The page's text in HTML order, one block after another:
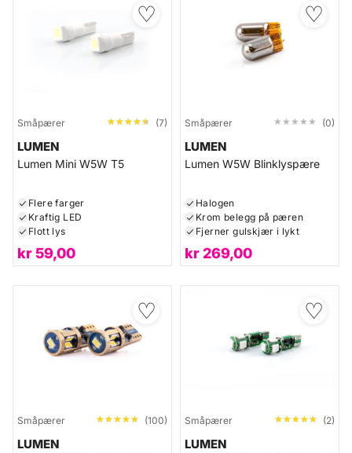
♡
Småpærer ★★★★★
★★★★★ (7)
LUMEN
Lumen Mini W5W T5
Flere farger
Kraftig LED
Flott lys
kr59,00
♡
Småpærer ★★★★★
★★★★★ (0)
LUMEN
Lumen W5W Blinklyspære
Halogen
Krom belegg på pæren
Fjerner gulskjær i lykt
kr269,00
♡
Småpærer ★★★★★
★★★★★ (100)
LUMEN
♡
Småpærer ★★★★★
★★★★★ (2)
LUMEN